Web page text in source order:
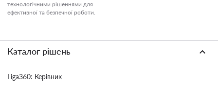
технологічними рішеннями для
ефективної та безпечної роботи.
Каталог рішень
Liga360: Керівник